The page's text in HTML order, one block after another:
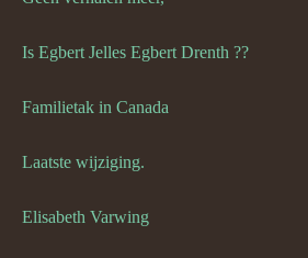
Is Egbert Jelles Egbert Drenth ??
Familietak in Canada
Laatste wijziging.
Elisabeth Varwing